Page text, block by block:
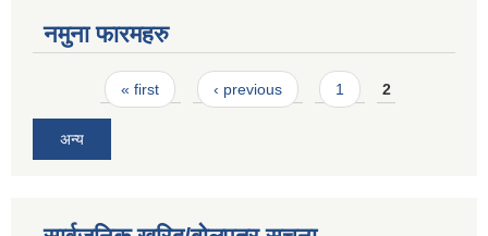
नमुना फारमहरु
Pages« first ‹ previous 1 2
अन्य